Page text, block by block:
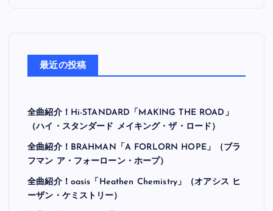
最近の投稿
全曲紹介！Hi-STANDARD「MAKING THE ROAD」
（ハイ・スタンダード メイキング・ザ・ロード）
全曲紹介！BRAHMAN「A FORLORN HOPE」（ブラ
フマン ア・フォーローン・ホープ）
全曲紹介！oasis「Heathen Chemistry」（オアシス ヒ
ーザン・ケミストリー）